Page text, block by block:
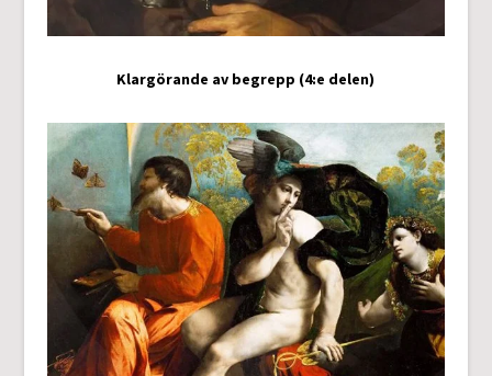
Klargörande av begrepp (4:e delen)